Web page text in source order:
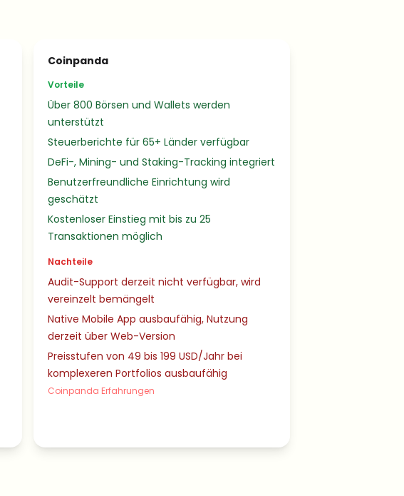
Coinpanda
Vorteile
Über 800 Börsen und Wallets werden
unterstützt
Steuerberichte für 65+ Länder verfügbar
DeFi-, Mining- und Staking-Tracking integriert
Benutzerfreundliche Einrichtung wird
geschätzt
Kostenloser Einstieg mit bis zu 25
Transaktionen möglich
Nachteile
Audit-Support derzeit nicht verfügbar, wird
vereinzelt bemängelt
Native Mobile App ausbaufähig, Nutzung
derzeit über Web-Version
Preisstufen von 49 bis 199 USD/Jahr bei
komplexeren Portfolios ausbaufähig
Coinpanda Erfahrungen